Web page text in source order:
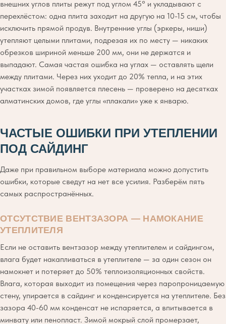
внешних углов плиты режут под углом 45° и укладывают с
перехлёстом: одна плита заходит на другую на 10-15 см, чтобы
исключить прямой продув. Внутренние углы (эркеры, ниши)
утепляют целыми плитами, подрезая их по месту — никаких
обрезков шириной меньше 200 мм, они не держатся и
выпадают. Самая частая ошибка на углах — оставлять щели
между плитами. Через них уходит до 20% тепла, и на этих
участках зимой появляется плесень — проверено на десятках
алматинских домов, где углы «плакали» уже к январю.
ЧАСТЫЕ ОШИБКИ ПРИ УТЕПЛЕНИИ
ПОД САЙДИНГ
Даже при правильном выборе материала можно допустить
ошибки, которые сведут на нет все усилия. Разберём пять
самых распространённых.
ОТСУТСТВИЕ ВЕНТЗАЗОРА — НАМОКАНИЕ
УТЕПЛИТЕЛЯ
Если не оставить вентзазор между утеплителем и сайдингом,
влага будет накапливаться в утеплителе — за один сезон он
намокнет и потеряет до 50% теплоизоляционных свойств.
Влага, которая выходит из помещения через паропроницаемую
стену, упирается в сайдинг и конденсируется на утеплителе. Без
зазора 40-60 мм конденсат не испаряется, а впитывается в
минвату или пенопласт. Зимой мокрый слой промерзает,